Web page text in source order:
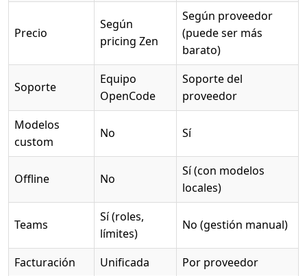
Precio
Según
pricing Zen
Según proveedor
(puede ser más
barato)
Soporte
Equipo
OpenCode
Soporte del
proveedor
Modelos
custom
No Sí
Offline No
Sí (con modelos
locales)
Teams
Sí (roles,
límites)
No (gestión manual)
Facturación Unificada Por proveedor